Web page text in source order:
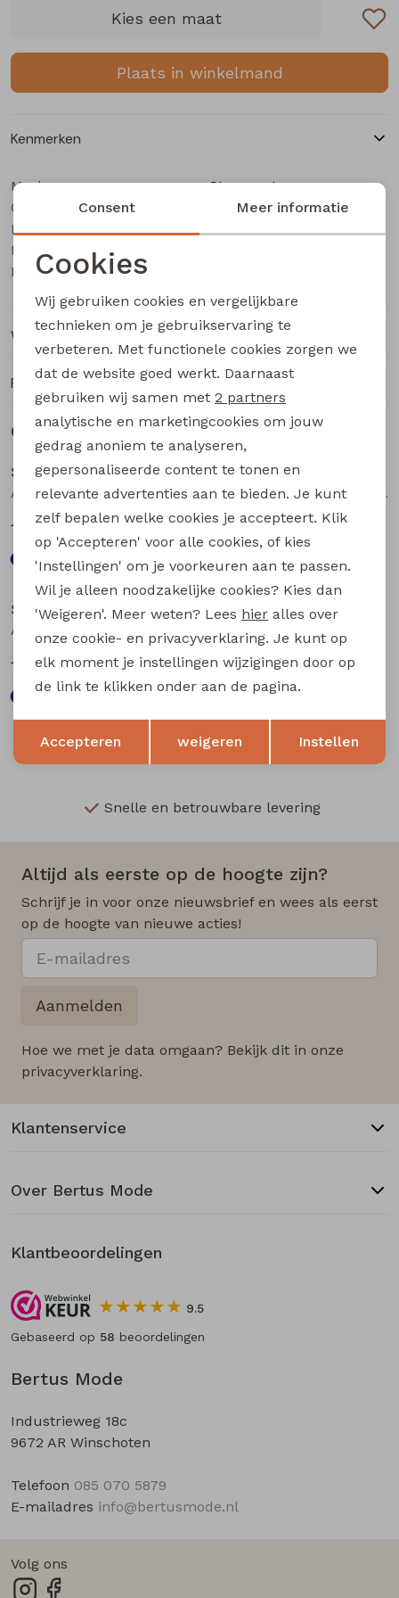
Bermuda's
Kies een maat
Plaats in winkelmand
Kenmerken
Merk
Stonecast
Categorie
Heren polo
Leverancierscode
Age men Z10360
Bestelcode
Kleur
Winkelvoorraad
Ruilen en retourneren
Gerelateerde producten
Stonecast
Asinne men Z10373 heren polo Marine
12,50
24,99
Stonecast
Asinne men Z10373 heren polo Groen
12,50
24,99
Sale
Stonecast
12,50 24,99
Stonecast
15,00 29,99
Snelle en betrouwbare levering
Altijd als eerste op de hoogte zijn?
Schrijf je in voor onze nieuwsbrief en wees als eerst
op de hoogte van nieuwe acties!
Aanmelden
Hoe we met je data omgaan? Bekijk dit in onze
privacyverklaring.
Bertus Mode
Industrieweg 18c
9672 AR Winschoten
Telefoon 085 070 5879
E-mailadres info@bertusmode.nl
Klantenservice
Over Bertus Mode
Klantbeoordelingen
9.5
Gebaseerd op 58 beoordelingen
Volg ons
Noodzakelijke cookies
Analytische cookies
Marketing cookies
Terug Opslaan
Consent Meer informatie
Cookies
Wij gebruiken cookies en vergelijkbare
technieken om je gebruikservaring te
verbeteren. Met functionele cookies zorgen we
dat de website goed werkt. Daarnaast
gebruiken wij samen met 2 partners
analytische en marketingcookies om jouw
gedrag anoniem te analyseren,
gepersonaliseerde content te tonen en
relevante advertenties aan te bieden. Je kunt
zelf bepalen welke cookies je accepteert. Klik
op 'Accepteren' voor alle cookies, of kies
'Instellingen' om je voorkeuren aan te passen.
Wil je alleen noodzakelijke cookies? Kies dan
'Weigeren'. Meer weten? Lees hier alles over
onze cookie- en privacyverklaring. Je kunt op
elk moment je instellingen wijzigingen door op
de link te klikken onder aan de pagina.
Accepteren weigeren Instellen